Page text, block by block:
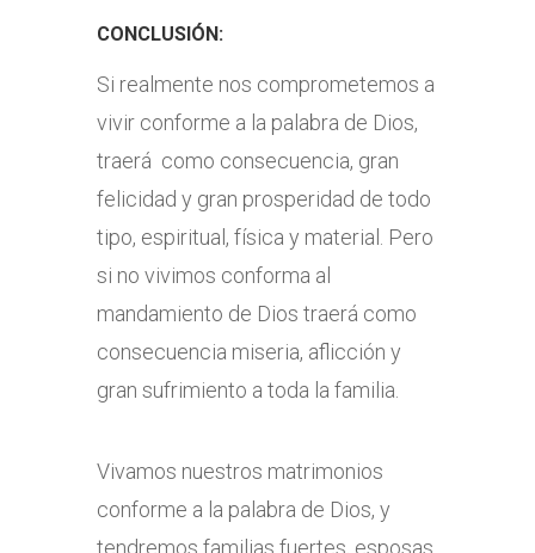
CONCLUSIÓN:
Si realmente nos comprometemos a
vivir conforme a la palabra de Dios,
traerá como consecuencia, gran
felicidad y gran prosperidad de todo
tipo, espiritual, física y material. Pero
si no vivimos conforma al
mandamiento de Dios traerá como
consecuencia miseria, aflicción y
gran sufrimiento a toda la familia.
Vivamos nuestros matrimonios
conforme a la palabra de Dios, y
tendremos familias fuertes, esposas